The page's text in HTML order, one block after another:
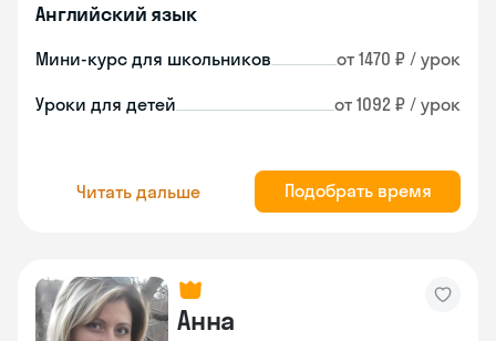
Английский язык
Мини-курс для школьников от 1470 ₽ / урок
Уроки для детей от 1092 ₽ / урок
Читать дальше Подобрать время
Анна